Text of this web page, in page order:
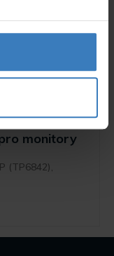
monitory
(TP6842),